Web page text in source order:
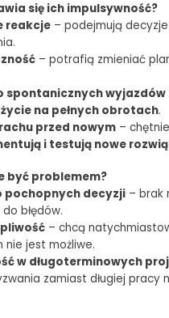
się ich impulsywność?
reakcje – podejmują
– potrafią zmieniać
spontanicznych
życie na pełnych obrotach.
przed nowym – chętnie
i testują nowe
być problemem?
pochopnych decyzji – brak
błędów.
– chcą
nie jest możliwe.
w długoterminowych
zamiast długiej pracy